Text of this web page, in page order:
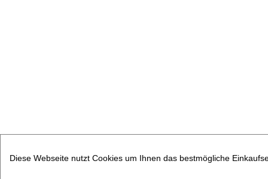
Diese Webseite nutzt Cookies um Ihnen das bestmögliche